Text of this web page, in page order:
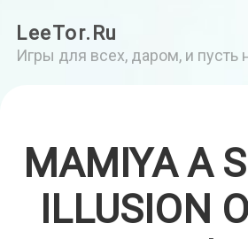
LeeTor.Ru
Игры для всех, даром, и
MAMIYA A
ILLUSION